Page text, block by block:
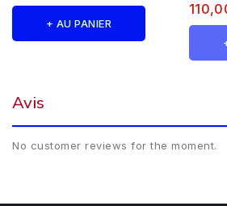
+ AU PANIER
Avis
No customer reviews for the moment.